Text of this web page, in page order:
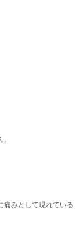
痛みとして現れている